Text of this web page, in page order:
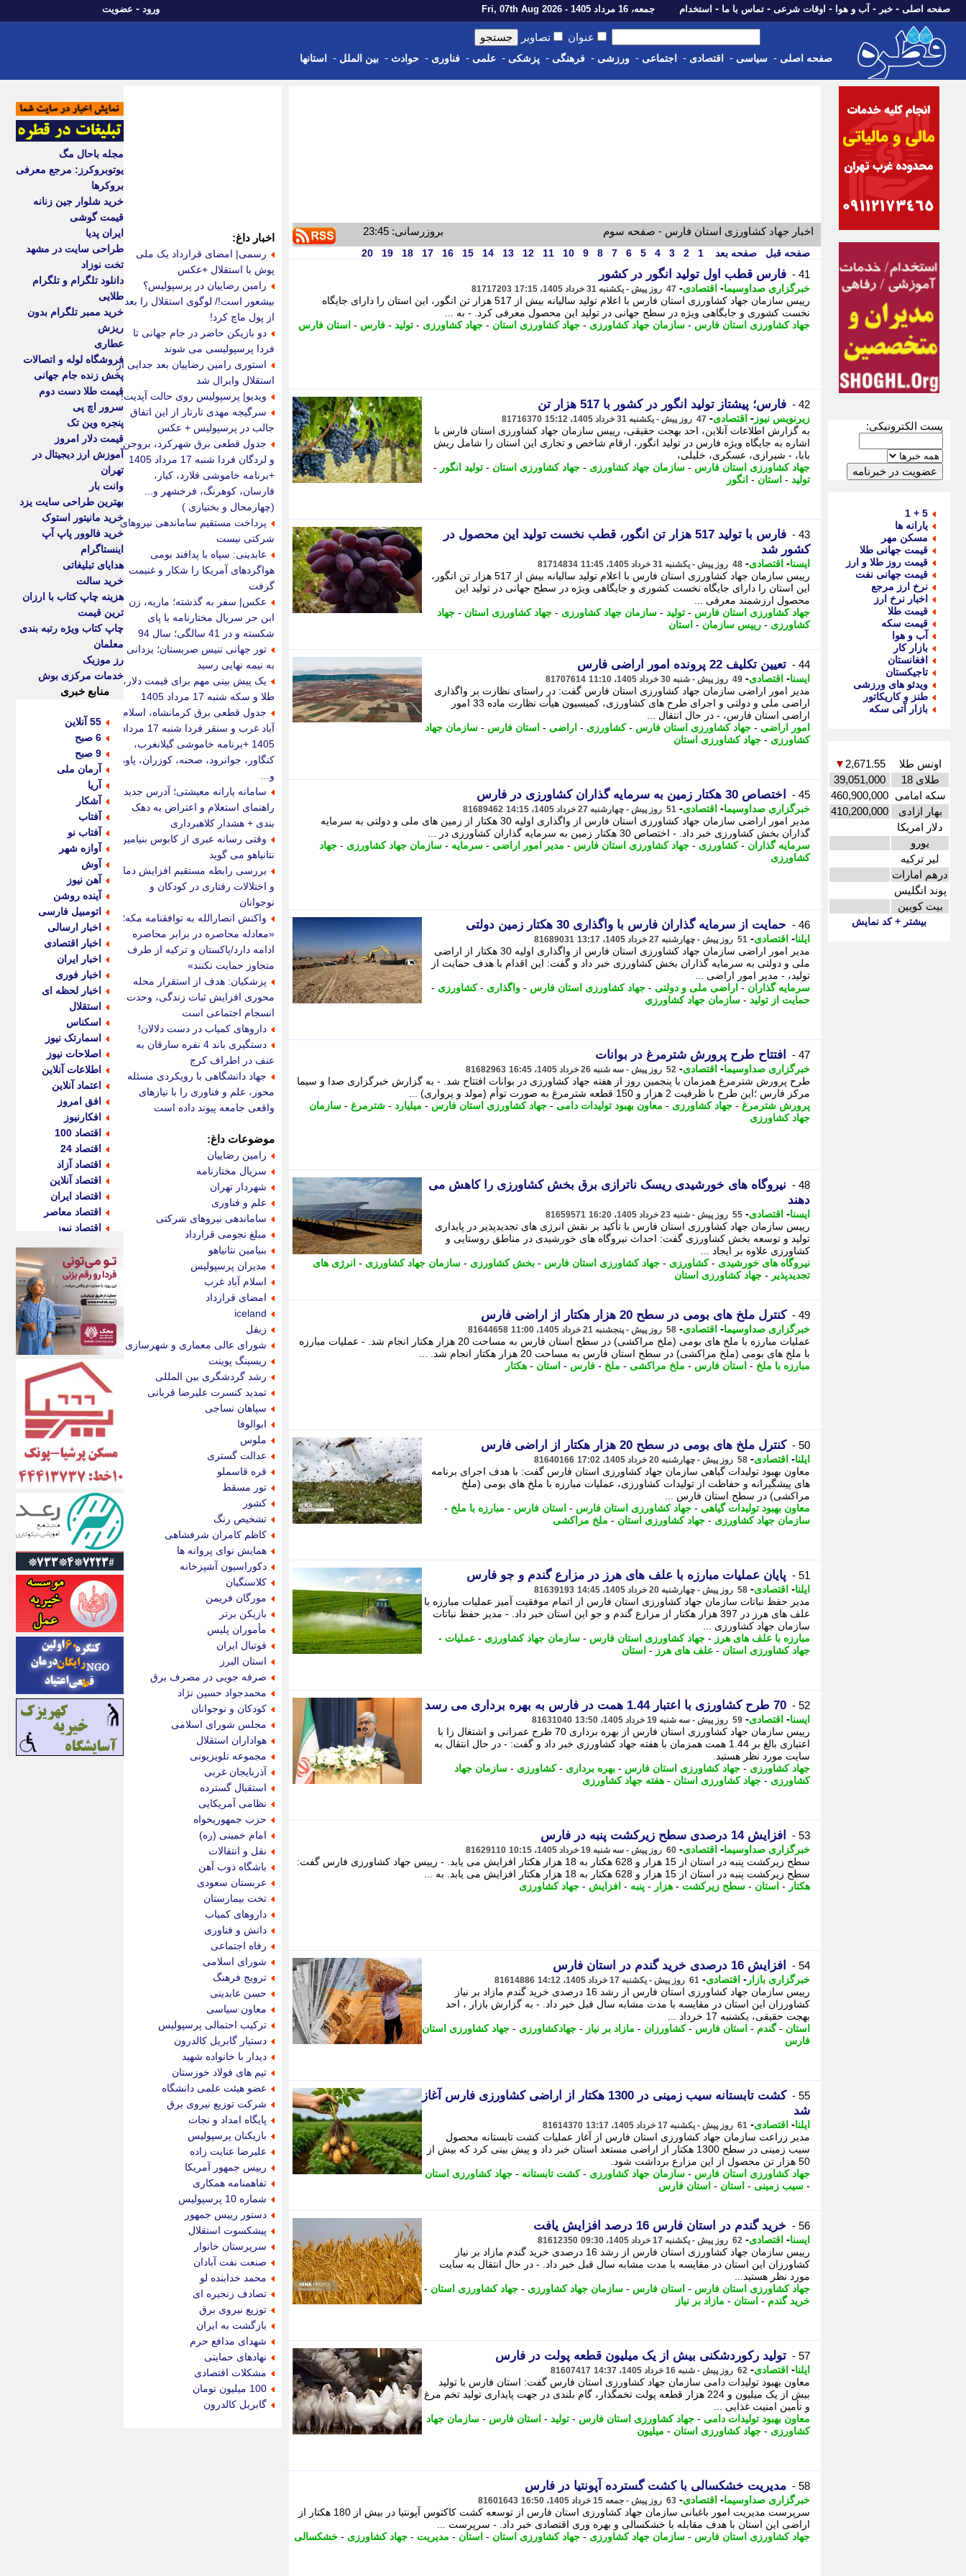
صفحه اصلی - خبر - آب و هوا - اوقات شرعی - تماس با ما - استخدام جمعه، 16 مرداد 1405 - Fri, 07th Aug 2026 ورود - عضویت
عنوان تصاویر
صفحه اصلی - سیاسی - اقتصادی - اجتماعی - ورزشی - فرهنگی - پزشکی - علمی - فناوری - حوادث - بین الملل - استانها
پست الکترونیکی:
5 + 1
یارانه ها
مسکن مهر
قیمت جهانی طلا
قیمت روز طلا و ارز
قیمت جهانی نفت
نرخ ارز مرجع
اخبار نرخ ارز
قیمت طلا
قیمت سکه
آب و هوا
بازار کار
افغانستان
تاجیکستان
ویدئو های ورزشی
طنز و کاریکاتور
بازار آتی سکه
اونس طلا 2,671.55
▼
طلای 18
39,051,000
سکه امامی 460,900,000
بهار ازادی
410,200,000
دلار امریکا
یورو
لیر ترکیه
درهم امارات
پوند انگلیس
بیت کویین
بیشتر + کد نمایش
اخبار جهاد کشاورزی استان فارس - صفحه سوم بروزرسانی: 23:45
صفحه قبل صفحه بعد 1
2
3
4
5
6
7
8
9
10
11
12
13
14
15
16
17
18
19
20
41 - فارس قطب اول تولید انگور در کشور
خبرگزاری صداوسیما- اقتصادی- 47 روز پیش - یکشنبه 31 خرداد 1405، 17:15 81717203
رییس سازمان جهاد کشاورزی استان فارس با اعلام تولید سالیانه بیش از 517 هزار تن انگور، این استان را دارای جایگاه
نخست کشوری و جایگاهی ویژه در سطح جهانی در تولید این محصول معرفی کرد. - به ...
جهاد کشاورزی استان فارس - سازمان جهاد کشاورزی - جهاد کشاورزی استان - جهاد کشاورزی - تولید - فارس - استان فارس
42 - فارس؛ پیشتاز تولید انگور در کشور با 517 هزار تن
زیرنویس نیوز - اقتصادی- 47 روز پیش - یکشنبه 31 خرداد 1405، 15:12 81716370
به گزارش اطلاعات آنلاین، احد بهجت حقیقی، رییس سازمان جهاد کشاورزی استان فارس با
اشاره به جایگاه ویژه فارس در تولید انگور، ارقام شاخص و تجاری این استان را شامل ریش
بابا، - شیرازی، عسکری، خلیلی،
جهاد کشاورزی استان فارس - سازمان جهاد کشاورزی - جهاد کشاورزی استان - تولید انگور -
تولید - استان - انگور
43 -
فارس با تولید 517 هزار تن انگور، قطب نخست تولید این محصول در
کشور شد
ایسنا- اقتصادی- 48 روز پیش - یکشنبه 31 خرداد 1405، 11:45 81714834
رییس سازمان جهاد کشاورزی استان فارس با اعلام تولید سالیانه بیش از 517 هزار تن انگور،
این استان را دارای جایگاه نخست کشوری و جایگاهی ویژه در سطح جهانی در تولید این
محصول ارزشمند معرفی ...
جهاد کشاورزی استان فارس - تولید - سازمان جهاد کشاورزی - جهاد کشاورزی استان - جهاد
کشاورزی - رییس سازمان - استان
44 - تعیین تکلیف 22 پرونده امور اراضی فارس
ایسنا- اقتصادی- 49 روز پیش - شنبه 30 خرداد 1405، 11:10 81707614
مدیر امور اراضی سازمان جهاد کشاورزی استان فارس گفت: در راستای نظارت بر واگذاری
اراضی ملی و دولتی و اجرای طرح های کشاورزی، کمیسیون هیأت نظارت ماده 33 امور
اراضی استان فارس، - در ﺣﺎل اﻧﺘﻘﺎل ...
امور اراضی - جهاد کشاورزی استان فارس -کشاورزی - اراضی - استان فارس - سازمان جهاد
کشاورزی - جهاد کشاورزی استان
45 - اختصاص 30 هکتار زمین به سرمایه گذاران کشاورزی در فارس
خبرگزاری صداوسیما- اقتصادی- 51 روز پیش - چهارشنبه 27 خرداد 1405، 14:15 81689462
مدیر امور اراضی سازمان جهاد کشاورزی استان فارس از واگذاری اولیه 30 هکتار از زمین های ملی و دولتی به سرمایه
گذاران بخش کشاورزی خبر داد. - اختصاص 30 هکتار زمین به سرمایه گذاران کشاورزی در ...
سرمایه گذاران -کشاورزی - جهاد کشاورزی استان فارس - مدیر امور اراضی - سرمایه - سازمان جهاد کشاورزی - جهاد
کشاورزی
46 - حمایت از سرمایه گذاران فارس با واگذاری 30 هکتار زمین دولتی
ایلنا- اقتصادی- 51 روز پیش - چهارشنبه 27 خرداد 1405، 13:17 81689031
مدیر امور اراضی سازمان جهاد کشاورزی استان فارس از واگذاری اولیه 30 هکتار از اراضی
ملی و دولتی به سرمایه گذاران بخش کشاورزی خبر داد و گفت: این اقدام با هدف حمایت از
تولید، - مدیر امور اراضی ...
سرمایه گذاران - اراضی ملی و دولتی - جهاد کشاورزی استان فارس - واگذاری -کشاورزی -
حمایت از تولید - سازمان جهاد کشاورزی
47 - افتتاح طرح پرورش شترمرغ در بوانات
خبرگزاری صداوسیما- اقتصادی- 52 روز پیش - سه شنبه 26 خرداد 1405، 16:45 81682963
طرح پرورش شترمرغ همزمان با پنجمین روز از هفته جهاد کشاورزی در بوانات افتتاح شد. - به گزارش خبرگزاری صدا و سیما
مرکز فارس ؛این طرح با ظرفیت 2 هزار و 150 قطعه شترمرغ به صورت توأم (مولد و پرواری) ...
پرورش شترمرغ - جهاد کشاورزی - معاون بهبود تولیدات دامی - جهاد کشاورزی استان فارس - میلیارد - شترمرغ - سازمان
جهاد کشاورزی
48 -
نیروگاه های خورشیدی ریسک ناترازی برق بخش کشاورزی را کاهش می
دهند
ایسنا- اقتصادی- 55 روز پیش - شنبه 23 خرداد 1405، 16:20 81659571
رییس سازمان جهاد کشاورزی استان فارس با تأکید بر نقش انرژی های تجدیدپذیر در پایداری
تولید و توسعه بخش کشاورزی گفت: احداث نیروگاه های خورشیدی در مناطق روستایی و
کشاورزی علاوه بر ایجاد ...
نیروگاه های خورشیدی -کشاورزی - جهاد کشاورزی استان فارس - بخش کشاورزی - سازمان جهاد کشاورزی - انرژی های
تجدیدپذیر - جهاد کشاورزی استان
49 - کنترل ملخ های بومی در سطح 20 هزار هکتار از اراضی فارس
خبرگزاری صداوسیما- اقتصادی- 58 روز پیش - پنجشنبه 21 خرداد 1405، 11:00 81644658
عملیات مبارزه با ملخ های بومی (ملخ مراکشی) در سطح استان فارس به مساحت 20 هزار هکتار انجام شد. - عملیات مبارزه
با ملخ های بومی (ملخ مراکشی) در سطح استان فارس به مساحت 20 هزار هکتار انجام شد. ...
مبارزه با ملخ - استان فارس - ملخ مراکشی - ملخ - فارس - استان - هکتار
50 - کنترل ملخ های بومی در سطح 20 هزار هکتار از اراضی فارس
ایلنا- اقتصادی- 58 روز پیش - چهارشنبه 20 خرداد 1405، 17:02 81640166
معاون بهبود تولیدات گیاهی سازمان جهاد کشاورزی استان فارس گفت: با هدف اجرای برنامه
های پیشگیرانه و حفاظت از تولیدات کشاورزی، عملیات مبارزه با ملخ های بومی (ملخ
مراکشی) در سطح استان فارس ...
معاون بهبود تولیدات گیاهی - جهاد کشاورزی استان فارس - استان فارس - مبارزه با ملخ -
سازمان جهاد کشاورزی - جهاد کشاورزی استان - ملخ مراکشی
51 - پایان عملیات مبارزه با علف های هرز در مزارع گندم و جو فارس
ایلنا- اقتصادی- 58 روز پیش - چهارشنبه 20 خرداد 1405، 14:45 81639193
مدیر حفظ نباتات سازمان جهاد کشاورزی استان فارس از اتمام موفقیت آمیز عملیات مبارزه با
علف های هرز در 397 هزار هکتار از مزارع گندم و جو این استان خبر داد. - مدیر حفظ نباتات
سازمان جهاد کشاورزی ...
مبارزه با علف های هرز - جهاد کشاورزی استان فارس - سازمان جهاد کشاورزی - عملیات -
جهاد کشاورزی استان - علف های هرز - استان
52 - 70 طرح کشاورزی با اعتبار 1.44 همت در فارس به بهره برداری می رسد
ایسنا- اقتصادی- 59 روز پیش - سه شنبه 19 خرداد 1405، 13:50 81631040
رییس سازمان جهاد کشاورزی استان فارس از بهره برداری 70 طرح عمرانی و اشتغال زا با
اعتباری بالغ بر 1.44 همت همزمان با هفته جهاد کشاورزی خبر داد و گفت: - در ﺣﺎل اﻧﺘﻘﺎل ﺑﻪ
ﺳﺎﯾﺖ ﻣﻮرد ﻧﻈﺮ ﻫﺴﺘﯿﺪ.
جهاد کشاورزی - جهاد کشاورزی استان فارس - بهره برداری -کشاورزی - سازمان جهاد
کشاورزی - جهاد کشاورزی استان - هفته جهاد کشاورزی
53 - افزایش 14 درصدی سطح زیرکشت پنبه در فارس
خبرگزاری صداوسیما- اقتصادی- 60 روز پیش - سه شنبه 19 خرداد 1405، 10:15 81629110
سطح زیرکشت پنبه در استان از 15 هزار و 628 هکتار به 18 هزار هکتار افزایش می یابد. - رییس جهاد کشاورزی فارس گفت:
سطح زیرکشت پنبه در استان از 15 هزار و 628 هکتار به 18 هزار هکتار افزایش می یابد. به ...
هکتار - استان - سطح زیرکشت - هزار - پنبه - افزایش - جهاد کشاورزی
54 - افزایش 16 درصدی خرید گندم در استان فارس
خبرگزاری بازار - اقتصادی- 61 روز پیش - یکشنبه 17 خرداد 1405، 14:12 81614886
رییس سازمان جهاد کشاورزی استان فارس از رشد 16 درصدی خرید گندم مازاد بر نیاز
کشاورزان این استان در مقایسه با مدت مشابه سال قبل خبر داد. - به گزارش بازار ، احد
بهجت حقیقی، یکشنبه 17 خرداد ...
استان -گندم - استان فارس -کشاورزان - مازاد بر نیاز - جهادکشاورزی - جهاد کشاورزی استان
فارس
55 -
کشت تابستانه سیب زمینی در 1300 هکتار از اراضی کشاورزی فارس آغاز
شد
ایلنا- اقتصادی- 61 روز پیش - یکشنبه 17 خرداد 1405، 13:17 81614370
مدیر زراعت سازمان جهاد کشاورزی استان فارس از آغاز عملیات کشت تابستانه محصول
سیب زمینی در سطح 1300 هکتار از اراضی مستعد استان خبر داد و پیش بینی کرد که بیش از
50 هزار تن محصول از این مزارع برداشت شود.
جهاد کشاورزی استان فارس - سازمان جهاد کشاورزی -کشت تابستانه - جهاد کشاورزی استان
- سیب زمینی - استان - استان فارس
56 - خرید گندم در استان فارس 16 درصد افزایش یافت
ایسنا- اقتصادی- 62 روز پیش - یکشنبه 17 خرداد 1405، 09:30 81612350
رییس سازمان جهاد کشاورزی استان فارس از رشد 16 درصدی خرید گندم مازاد بر نیاز
کشاورزان این استان در مقایسه با مدت مشابه سال قبل خبر داد. - در ﺣﺎل اﻧﺘﻘﺎل ﺑﻪ ﺳﺎﯾﺖ
ﻣﻮرد ﻧﻈﺮ ﻫﺴﺘﯿﺪ...
جهاد کشاورزی استان فارس - استان فارس - سازمان جهاد کشاورزی - جهاد کشاورزی استان -
خرید گندم - استان - مازاد بر نیاز
57 - تولید رکوردشکنی بیش از یک میلیون قطعه پولت در فارس
ایلنا- اقتصادی- 62 روز پیش - شنبه 16 خرداد 1405، 14:37 81607417
معاون بهبود تولیدات دامی سازمان جهاد کشاورزی استان فارس گفت: استان فارس با تولید
بیش از یک میلیون و 224 هزار قطعه پولت تخمگذار، گام بلندی در جهت پایداری تولید تخم مرغ
و تأمین امنیت غذایی ...
معاون بهبود تولیدات دامی - جهاد کشاورزی استان فارس - تولید - استان فارس - سازمان جهاد
کشاورزی - جهاد کشاورزی استان - میلیون
58 - مدیریت خشکسالی با کشت گسترده آپونتیا در فارس
خبرگزاری صداوسیما- اقتصادی- 63 روز پیش - جمعه 15 خرداد 1405، 16:50 81601643
سرپرست مدیریت امور باغبانی سازمان جهاد کشاورزی استان فارس از توسعه کشت کاکتوس آپونتیا در بیش از 180 هکتار از
اراضی این استان با هدف مقابله با خشکسالی و بهره وری اقتصادی خبر داد. - سرپرست ...
جهاد کشاورزی استان فارس - سازمان جهاد کشاورزی - جهاد کشاورزی استان - استان - مدیریت - جهاد کشاورزی - خشکسالی
اخبار داغ:
رسمی| امضای قرارداد یک ملی
پوش با استقلال +عکس
رامین رضاییان در پرسپولیس؟
بیشعور است!/ لوگوی استقلال را بعد
از پول ماچ کرد!
دو بازیکن حاضر در جام جهانی تا
فردا پرسپولیسی می شوند
استوری رامین رضاییان بعد جدایی از
استقلال وایرال شد
ویدیو| پرسپولیس روی حالت آپدیت!
سرگیجه مهدی تارتار از این اتفاق
جالب در پرسپولیس + عکس
جدول قطعی برق شهرکرد، بروجن
و لردگان فردا شنبه 17 مرداد 1405
+برنامه خاموشی فلارد، کیار،
فارسان، کوهرنگ، فرخشهر و...
(چهارمحال و بختیاری )
پرداخت مستقیم ساماندهی نیروهای
شرکتی نیست
عابدینی: سپاه با پدافند بومی
هواگردهای آمریکا را شکار و غنیمت
گرفت
عکس| سفر به گذشته؛ ماریه، زن
ابن حر سریال مختارنامه با پای
شکسته و در 41 سالگی؛ سال 94
تور جهانی تنیس صربستان؛ یزدانی
به نیمه نهایی رسید
یک پیش بینی مهم برای قیمت دلار،
طلا و سکه شنبه 17 مرداد 1405
جدول قطعی برق کرمانشاه، اسلام
آباد غرب و سنقر فردا شنبه 17 مرداد
1405 +برنامه خاموشی گیلانغرب،
کنگاور، جوانرود، صحنه، کوزران، پاوه
و...
سامانه یارانه معیشتی؛ آدرس جدید،
راهنمای استعلام و اعتراض به دهک
بندی + هشدار کلاهبرداری
وقتی رسانه عبری از کابوس بنیامین
نتانیاهو می گوید
بررسی رابطه مستقیم افزایش دما
و اختلالات رفتاری در کودکان و
نوجوانان
واکنش انصارالله به توافقنامه مکه؛
«معادله محاصره در برابر محاصره
ادامه دارد/پاکستان و ترکیه از طرف
متجاوز حمایت نکنند»
پزشکیان: هدف از استقرار محله
محوری افزایش ثبات زندگی، وحدت و
انسجام اجتماعی است
داروهای کمیاب در دست دلالان!
دستگیری باند 4 نفره سارقان به
عنف در اطراف کرج
جهاد دانشگاهی با رویکردی مسئله
محور، علم و فناوری را با نیازهای
واقعی جامعه پیوند داده است
موضوعات داغ:
رامین رضاییان
سریال مختارنامه
شهردار تهران
علم و فناوری
ساماندهی نیروهای شرکتی
مبلغ نجومی قرارداد
بنیامین نتانیاهو
مدیران پرسپولیس
اسلام آباد غرب
امضای قرارداد
iceland
زیفل
شورای عالی معماری و شهرسازی
ریسینگ پوینت
رشد گردشگری بین المللی
تمدید کنسرت علیرضا قربانی
سپاهان نساجی
ابوالوفا
ملوس
عدالت گستری
قره قاسملو
تور مسقط
کشور
تشخیص رنگ
کاظم کامران شرفشاهی
همایش نوای پروانه ها
دکوراسیون آشپزخانه
کلاسنگیان
مورگان فریمن
بازیکن برتر
مأموران پلیس
فوتبال ایران
استان البرز
صرفه جویی در مصرف برق
محمدجواد حسین نژاد
کودکان و نوجوانان
مجلس شورای اسلامی
هواداران استقلال
مجموعه تلویزیونی
آذربایجان غربی
استقبال گسترده
نظامی آمریکایی
حزب جمهوریخواه
امام خمینی (ره)
نقل و انتقالات
باشگاه ذوب آهن
عربستان سعودی
تخت بیمارستان
داروهای کمیاب
دانش و فناوری
رفاه اجتماعی
شورای اسلامی
ترویج فرهنگ
حسن عابدینی
معاون سیاسی
ترکیب احتمالی پرسپولیس
دستیار گابریل کالدرون
دیدار با خانواده شهید
تیم های فولاد خوزستان
عضو هیئت علمی دانشگاه
شرکت توزیع نیروی برق
پایگاه امداد و نجات
بازیکنان پرسپولیس
علیرضا عنایت زاده
رییس جمهور آمریکا
تفاهمنامه همکاری
شماره 10 پرسپولیس
دستور رییس جمهور
پیشکسوت استقلال
سرپرستان خانوار
صنعت نفت آبادان
محمد خدابنده لو
تصادف زنجیره ای
توزیع نیروی برق
بازگشت به ایران
شهدای مدافع حرم
نهادهای حمایتی
مشکلات اقتصادی
100 میلیون تومان
گابریل کالدرون
مجله باحال مگ
یوتوبروکرز: مرجع معرفی
بروکرها
خرید شلوار جین زنانه
قیمت گوشی
ایران پدیا
طراحی سایت در مشهد
تخت نوزاد
دانلود تلگرام و تلگرام
طلایی
خرید ممبر تلگرام بدون
ریزش
عطاری
فروشگاه لوله و اتصالات
پخش زنده جام جهانی
قیمت طلا دست دوم
سرور اچ پی
پنجره وین تک
قیمت دلار امروز
آموزش ارز دیجیتال در
تهران
وانت بار
بهترین طراحی سایت یزد
خرید مانیتور استوک
خرید فالوور پاپ آپ
اینستاگرام
هدایای تبلیغاتی
خرید سالت
هزینه چاپ کتاب با ارزان
ترین قیمت
چاپ کتاب ویژه رتبه بندی
معلمان
رز موزیک
خدمات مرکزی بوش
منابع خبری
55 آنلاین
6 صبح
9 صبح
آرمان ملی
آریا
آشکار
آفتاب
آفتاب نو
آوازه شهر
آوش
آهن نیوز
آینده روشن
اتومبیل فارسی
اخبار ارسالی
اخبار اقتصادی
اخبار ایران
اخبار فوری
اخبار لحظه ای
استقلال
اسکناس
اسمارتک نیوز
اصلاحات نیوز
اطلاعات آنلاین
اعتماد آنلاین
افق امروز
افکارنیوز
اقتصاد 100
اقتصاد 24
اقتصاد آزاد
اقتصاد آنلاین
اقتصاد ایران
اقتصاد معاصر
اقتصاد نیوز
اکوفارس
اکونگار
اکونیوز
الف
انتشار آنلاین
اندیشه قرن
اندیشه معاصر
اندیشه ها
انرژی پرس
ای استخدام
ایتنا
ایراف
ایران آرت
ایران آنلاین
ایران زندگی
ایران فوری
ایرانی روز
ایرانیتال
ایرنا
ایسکانیوز
ایسنا
ایکنا
ایلنا
اینتیتر
ایونا نیوز
بازتاب آنلاین
باشگاه خبرنگاران
باغستان نیوز
بامبوک
ببین و بخون
بدینسان
بنکر